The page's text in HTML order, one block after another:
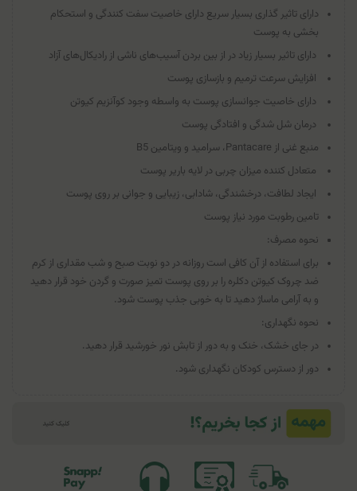
دارای تاثیر گذاری بسیار سریع دارای خاصیت سفت کنندگی و استحکام
بخشی به پوست
دارای تاثیر بسیار زیاد در از بین بردن آسیب‌های ناشی از رادیکال‌های آزاد
افزایش سرعت ترمیم و بازسازی پوست
دارای خاصیت جوانسازی پوست به واسطه وجود کوآنزیم کیوتن
درمان شل شدگی و افتادگی پوست
منبع غنی از Pantacare، سرامید و ویتامین B5
متعادل کننده میزان چربی در لایه باریر پوست
ایجاد لطافت، درخشندگی، شادابی، زیبایی و جوانی بر روی پوست
تامین رطوبت مورد نیاز پوست
نحوه مصرف:
برای استفاده از آن کافی است روزانه در دو نوبت صبح و شب مقداری از کرم
ضد چروک کیوتن دکلره را بر روی پوست تمیز صورت و گردن خود قرار دهید
و به آرامی ماساژ دهید تا به خوبی جذب پوست شود.
نحوه نگهداری:
در جای خشک، خنک و به دور از تابش نور خورشید قرار دهید.
دور از دسترس کودکان نگهداری شود.